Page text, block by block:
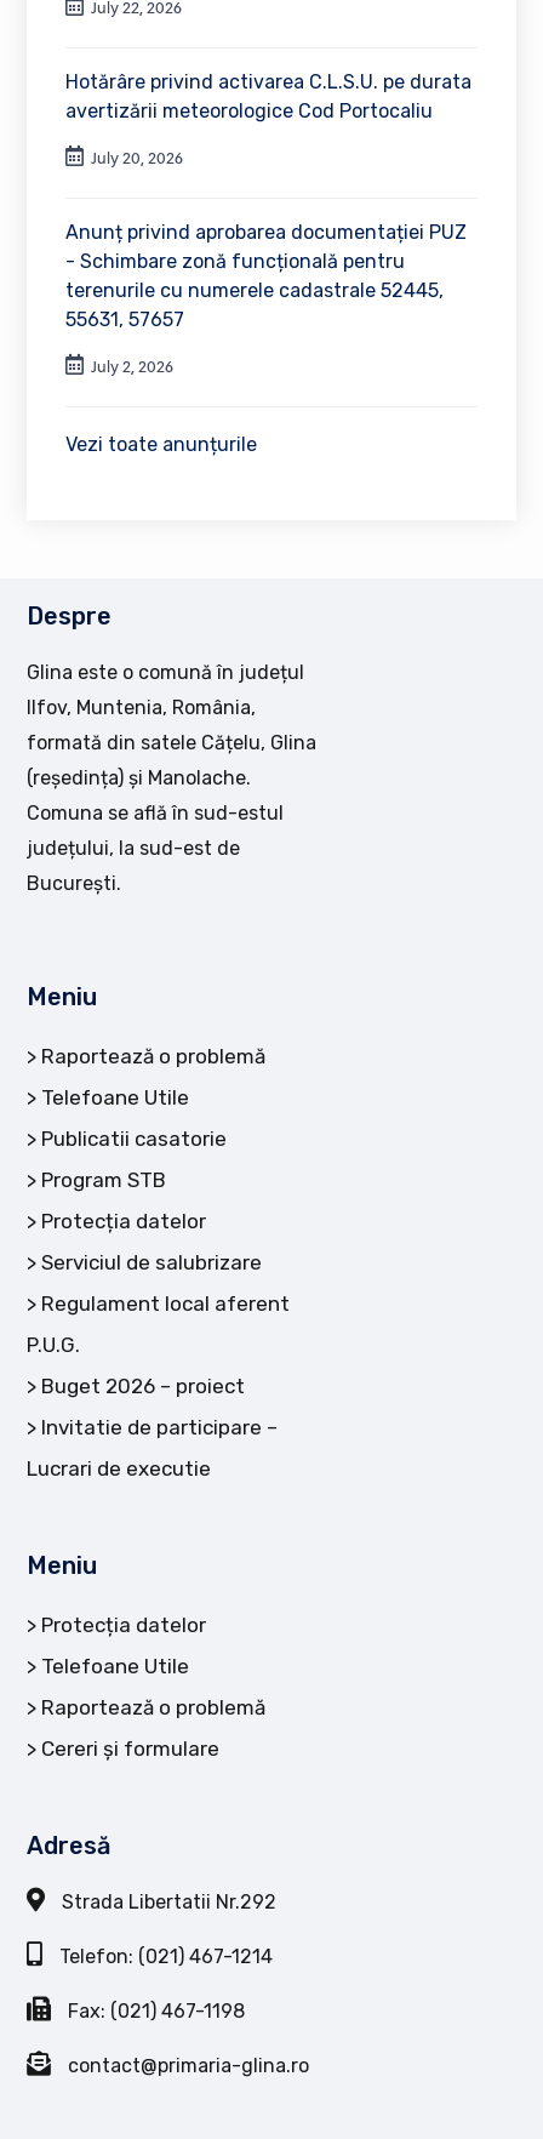
July 22, 2026
Hotărâre privind activarea C.L.S.U. pe durata
avertizării meteorologice Cod Portocaliu
July 20, 2026
Anunț privind aprobarea documentației PUZ
- Schimbare zonă funcțională pentru
terenurile cu numerele cadastrale 52445,
55631, 57657
July 2, 2026
Vezi toate anunțurile
Despre
Glina este o comună în județul
Ilfov, Muntenia, România,
formată din satele Cățelu, Glina
(reședința) și Manolache.
Comuna se află în sud-estul
județului, la sud-est de
București.
Meniu
Raportează o problemă
Telefoane Utile
Publicatii casatorie
Program STB
Protecția datelor
Serviciul de salubrizare
Regulament local aferent
P.U.G.
Buget 2026 – proiect
Invitatie de participare –
Lucrari de executie
Meniu
Protecția datelor
Telefoane Utile
Raportează o problemă
Cereri și formulare
Adresă
Strada Libertatii Nr.292
Telefon: (021) 467-1214
Fax: (021) 467-1198
contact@primaria-glina.ro